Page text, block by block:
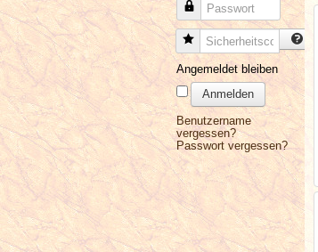
Passwort
Sicherheitscode
Angemeldet bleiben
Anmelden
Benutzername
vergessen?
Passwort vergessen?